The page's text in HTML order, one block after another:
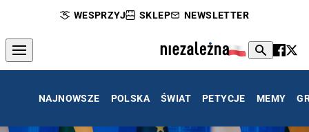
WESPRZYJ SKLEP NEWSLETTER
NAJNOWSZE POLSKA ŚWIAT PETYCJE MEMY